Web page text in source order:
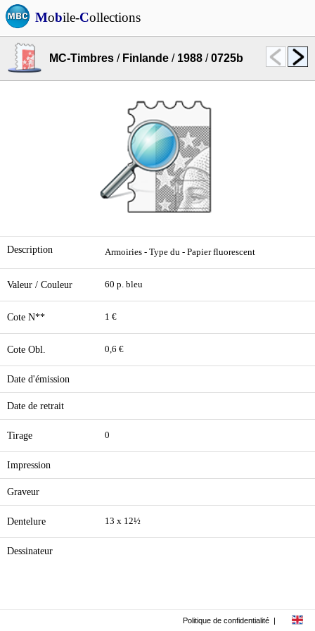
Mobile-Collections
MC-Timbres / Finlande / 1988 /0725b
Description Armoiries - Type du - Papier fluorescent
Valeur / Couleur 60 p. bleu
Cote N** 1 €
Cote Obl. 0,6 €
Date d'émission
Date de retrait
Tirage 0
Impression
Graveur
Dentelure 13 x 12½
Dessinateur
Politique de confidentialité |